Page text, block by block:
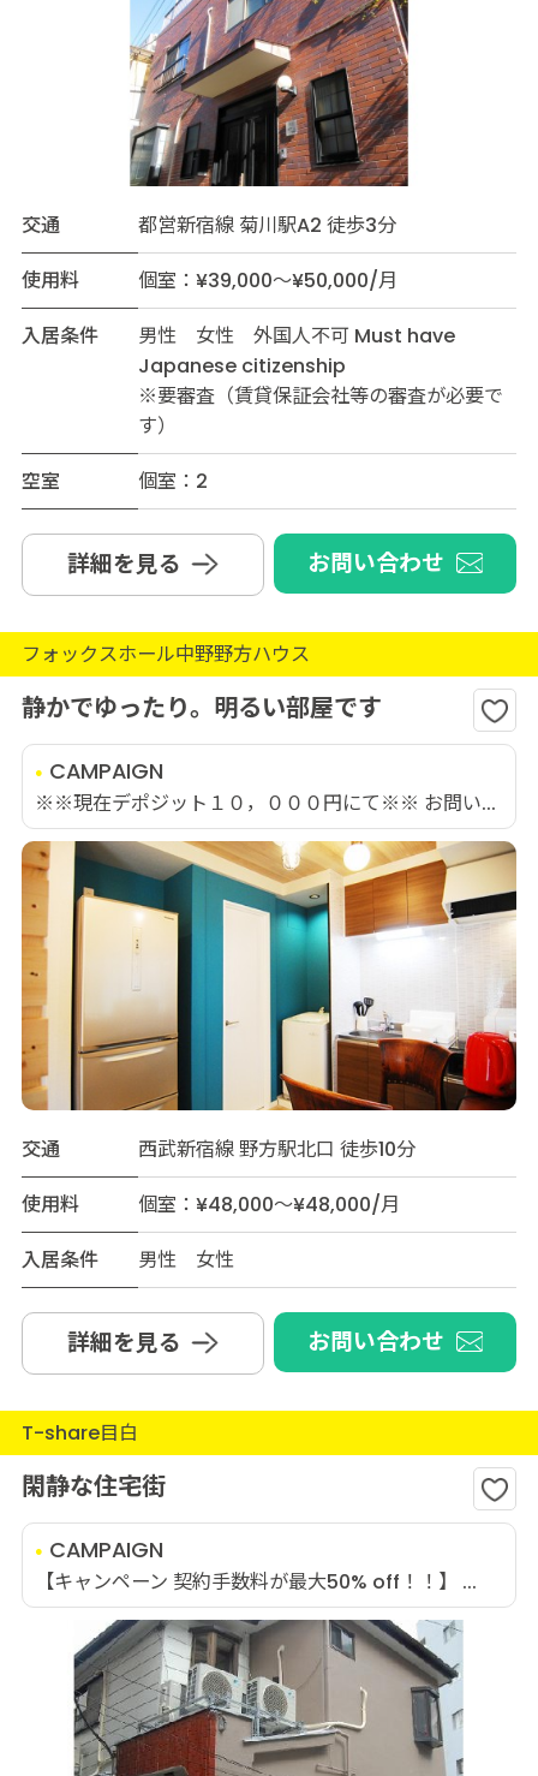
交通
都営新宿線 菊川駅A2 徒歩3分
使用料
個室：¥39,000～¥50,000/月
入居条件
男性 女性 外国人不可 Must have
Japanese citizenship
※要審査（賃貸保証会社等の審査が必要で
す）
空室
個室：2
詳細を見る お問い合わせ
フォックスホール中野野方ハウス
静かでゆったり。明るい部屋です
CAMPAIGN
※※現在デポジット１０，０００円にて※※ お問い...
交通
西武新宿線 野方駅北口 徒歩10分
使用料
個室：¥48,000～¥48,000/月
入居条件
男性 女性
詳細を見る お問い合わせ
T-share目白
閑静な住宅街
CAMPAIGN
【キャンペーン 契約手数料が最大50% off！！】 ...